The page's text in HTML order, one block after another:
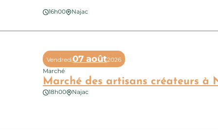
16h00 Najac
Marché des artisans créateurs à
18h00 Najac
Vendredi07 août2026
Marché